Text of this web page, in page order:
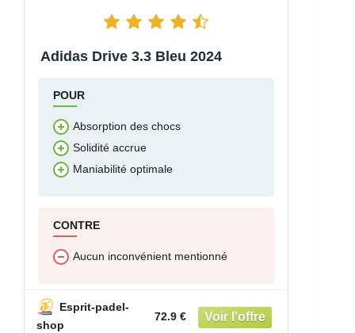
Adidas Drive 3.3 Bleu 2024
POUR
Absorption des chocs
Solidité accrue
Maniabilité optimale
CONTRE
Aucun inconvénient mentionné
Esprit-padel-
shop
72.9 €